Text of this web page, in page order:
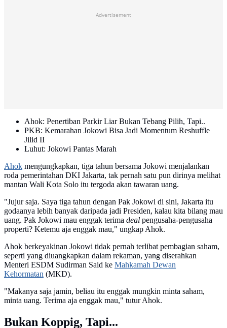
Advertisement
Ahok: Penertiban Parkir Liar Bukan Tebang Pilih, Tapi..
PKB: Kemarahan Jokowi Bisa Jadi Momentum Reshuffle
Jilid II
Luhut: Jokowi Pantas Marah
Ahok mengungkapkan, tiga tahun bersama Jokowi menjalankan
roda pemerintahan DKI Jakarta, tak pernah satu pun dirinya melihat
mantan Wali Kota Solo itu tergoda akan tawaran uang.
"Jujur saja. Saya tiga tahun dengan Pak Jokowi di sini, Jakarta itu
godaanya lebih banyak daripada jadi Presiden, kalau kita bilang mau
uang. Pak Jokowi mau enggak terima deal pengusaha-pengusaha
properti? Ketemu aja enggak mau," ungkap Ahok.
Ahok berkeyakinan Jokowi tidak pernah terlibat pembagian saham,
seperti yang diuangkapkan dalam rekaman, yang diserahkan
Menteri ESDM Sudirman Said ke Mahkamah Dewan
Kehormatan (MKD).
"Makanya saja jamin, beliau itu enggak mungkin minta saham,
minta uang. Terima aja enggak mau," tutur Ahok.
Bukan Koppig, Tapi...